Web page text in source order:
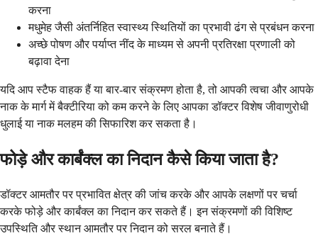
करना
मधुमेह जैसी अंतर्निहित स्वास्थ्य स्थितियों का प्रभावी ढंग से प्रबंधन करना
अच्छे पोषण और पर्याप्त नींद के माध्यम से अपनी प्रतिरक्षा प्रणाली को
बढ़ावा देना
यदि आप स्टैफ वाहक हैं या बार-बार संक्रमण होता है, तो आपकी त्वचा और आपके
नाक के मार्ग में बैक्टीरिया को कम करने के लिए आपका डॉक्टर विशेष जीवाणुरोधी
धुलाई या नाक मलहम की सिफारिश कर सकता है।
फोड़े और कार्बंक्ल का निदान कैसे किया जाता है?
डॉक्टर आमतौर पर प्रभावित क्षेत्र की जांच करके और आपके लक्षणों पर चर्चा
करके फोड़े और कार्बंक्ल का निदान कर सकते हैं। इन संक्रमणों की विशिष्ट
उपस्थिति और स्थान आमतौर पर निदान को सरल बनाते हैं।